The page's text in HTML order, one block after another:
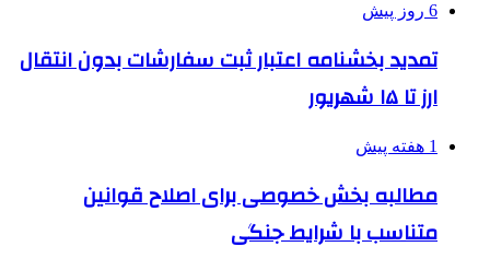
6 روز پیش
تمدید بخشنامه اعتبار ثبت سفارشات بدون انتقال
ارز تا ۱۵ شهریور
1 هفته پیش
مطالبه بخش خصوصی برای اصلاح قوانین
متناسب با شرایط جنگی